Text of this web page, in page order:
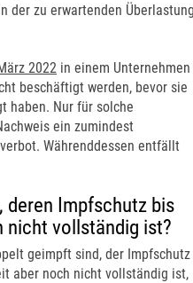
der zu erwartenden
2022 in einem Unternehmen
beschäftigt werden, bevor sie
haben. Nur für solche
ein zumindest
Währenddessen entfällt
deren Impfschutz bis
nicht vollständig ist?
geimpft sind, der Impfschutz
aber noch nicht vollständig ist,